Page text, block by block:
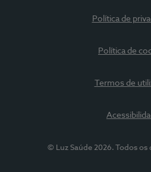
Política de
Política de
Termos de
© Luz Saúde 2026. Todos os